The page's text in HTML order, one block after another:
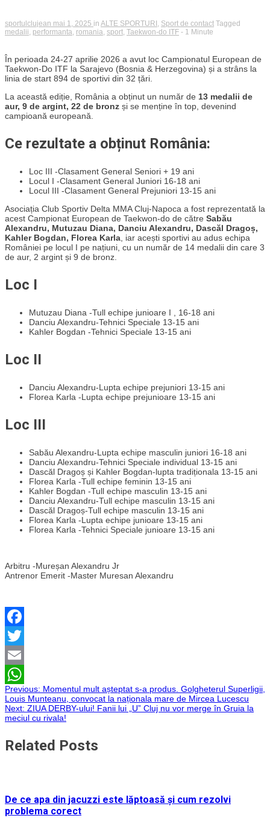
sportulclujean mai 1, 2025 in ALTE SPORTURI Sport de contact Tagged
medalii performanta romania sport Taekwon-do ITF - 1 Minute
În perioada 24-27 aprilie 2026 a avut loc Campionatul European de
Taekwon-Do ITF la Sarajevo (Bosnia & Herzegovina) și a strâns la
linia de start 894 de sportivi din 32 țări.
La această ediție, România a obținut un număr de 13 medalii de
aur, 9 de argint, 22 de bronz și se menține în top, devenind
campioană europeană.
Ce rezultate a obținut România:
Loc III -Clasament General Seniori + 19 ani
Locul I -Clasament General Juniori 16-18 ani
Locul III -Clasament General Prejuniori 13-15 ani
Asociația Club Sportiv Delta MMA Cluj-Napoca a fost reprezentată la
acest Campionat European de Taekwon-do de către Sabău
Alexandru, Mutuzau Diana, Danciu Alexandru, Dascăl Dragoș,
Kahler Bogdan, Florea Karla , iar acești sportivi au adus echipa
României pe locul I pe națiuni, cu un număr de 14 medalii din care 3
de aur, 2 argint și 9 de bronz.
Loc I
Mutuzau Diana -Tull echipe junioare I , 16-18 ani
Danciu Alexandru-Tehnici Speciale 13-15 ani
Kahler Bogdan -Tehnici Speciale 13-15 ani
Loc II
Danciu Alexandru-Lupta echipe prejuniori 13-15 ani
Florea Karla -Lupta echipe prejunioare 13-15 ani
Loc III
Sabău Alexandru-Lupta echipe masculin juniori 16-18 ani
Danciu Alexandru-Tehnici Speciale individual 13-15 ani
Dascăl Dragoș și Kahler Bogdan-lupta tradiționala 13-15 ani
Florea Karla -Tull echipe feminin 13-15 ani
Kahler Bogdan -Tull echipe masculin 13-15 ani
Danciu Alexandru-Tull echipe masculin 13-15 ani
Dascăl Dragoș-Tull echipe masculin 13-15 ani
Florea Karla -Lupta echipe junioare 13-15 ani
Florea Karla -Tehnici Speciale junioare 13-15 ani
Arbitru -Mureșan Alexandru Jr
Antrenor Emerit -Master Muresan Alexandru
Facebook
Twitter
Email
WhatsApp
Navigare
în
articole
Previous: Momentul mult așteptat s-a produs. Golgheterul Superligii,
Louis Munteanu, convocat la naționala mare de Mircea Lucescu
Next: ZIUA DERBY-ului! Fanii lui „U” Cluj nu vor merge în Gruia la
meciul cu rivala!
Related Posts
De ce apa din jacuzzi este lăptoasă și cum rezolvi
problema corect